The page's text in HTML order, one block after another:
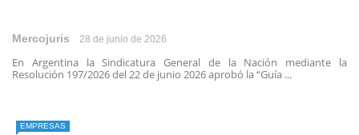
Mercojuris 28 de junio de 2026
En Argentina la Sindicatura General de la Nación mediante la
Resolución 197/2026 del 22 de junio 2026 aprobó la “Guía ...
EMPRESAS